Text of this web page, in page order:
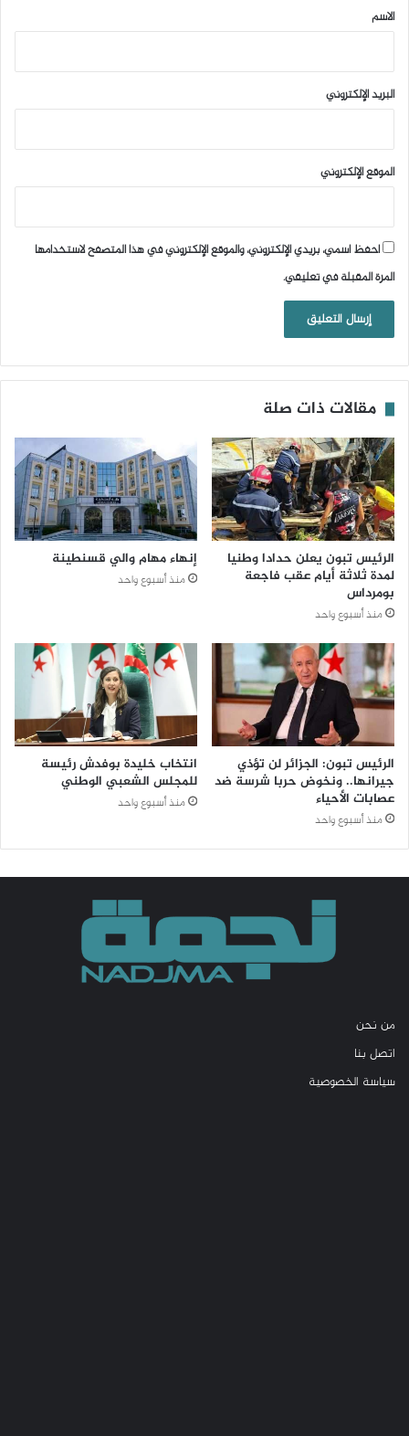
*
الاسم
البريد الإلكتروني
الموقع الإلكتروني
احفظ اسمي، بريدي الإلكتروني، والموقع الإلكتروني في هذا المتصفح لاستخدامها
المرة المقبلة في تعليقي.
مقالات ذات صلة
الرئيس تبون يعلن حدادا وطنيا
لمدة ثلاثة أيام عقب فاجعة
بومرداس
منذ أسبوع واحد
إنهاء مهام والي قسنطينة
منذ أسبوع واحد
الرئيس تبون: الجزائر لن تؤذي
جيرانها.. ونخوض حربا شرسة ضد
عصابات الأحياء
منذ أسبوع واحد
انتخاب خليدة بوفدش رئيسة
للمجلس الشعبي الوطني
منذ أسبوع واحد
من نحن
اتصل بنا
سياسة الخصوصية